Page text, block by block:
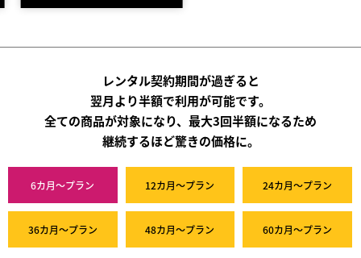
レンタル契約期間が過ぎると
翌月より半額で利用が可能です。
全ての商品が対象になり、最大3回半額になるため
継続するほど驚きの価格に。
6カ月～プラン 12カ月～プラン 24カ月～プラン
36カ月～プラン 48カ月～プラン 60カ月～プラン